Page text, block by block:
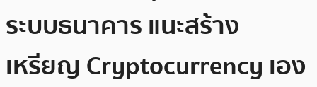
ระบบธนาคาร แนะสร้าง
เหรียญ Cryptocurrency เอง